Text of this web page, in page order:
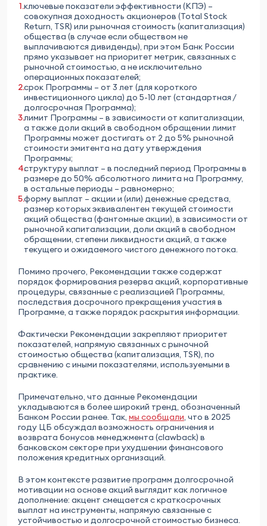
ключевые показатели эффективности (КПЭ) –
совокупная доходность акционеров (Total Stock
Return, TSR) или рыночная стоимость (капитализация)
общества (в случае если обществом не
выплачиваются дивиденды), при этом Банк России
прямо указывает на приоритет метрик, связанных с
рыночной стоимостью, а не исключительно
операционных показателей;
срок Программы – от 3 лет (для короткого
инвестиционного цикла) до 5-10 лет (стандартная /
долгосрочная Программа);
лимит Программы – в зависимости от капитализации,
а также доли акций в свободном обращении лимит
Программы может достигать от 2 до 5% рыночной
стоимости эмитента на дату утверждения
Программы;
структуру выплат – в последний период Программы в
размере до 50% абсолютного лимита на Программу,
в остальные периоды – равномерно;
форму выплат – акции и (или) денежные средства,
размер которых эквивалентен текущей стоимости
акций общества (фантомные акции), в зависимости от
рыночной капитализации, доли акций в свободном
обращении, степени ликвидности акций, а также
текущего и ожидаемого чистого денежного потока.
Помимо прочего, Рекомендации также содержат
порядок формирования резерва акций, корпоративные
процедуры, связанные с реализацией Программы,
последствия досрочного прекращения участия в
Программе, а также порядок раскрытия информации.
Фактически Рекомендации закрепляют приоритет
показателей, напрямую связанных с рыночной
стоимостью общества (капитализация, TSR), по
сравнению с иными показателями, используемыми в
практике.
Примечательно, что данные Рекомендации
укладываются в более широкий тренд, обозначенный
Банком России ранее. Так, мы сообщали, что в 2025
году ЦБ обсуждал возможность ограничения и
возврата бонусов менеджмента (clawback) в
банковском секторе при ухудшении финансового
положения кредитных организаций.
В этом контексте развитие программ долгосрочной
мотивации на основе акций выглядит как логичное
дополнение: акцент смещается с краткосрочных
выплат на инструменты, напрямую связанные с
устойчивостью и долгосрочной стоимостью бизнеса.